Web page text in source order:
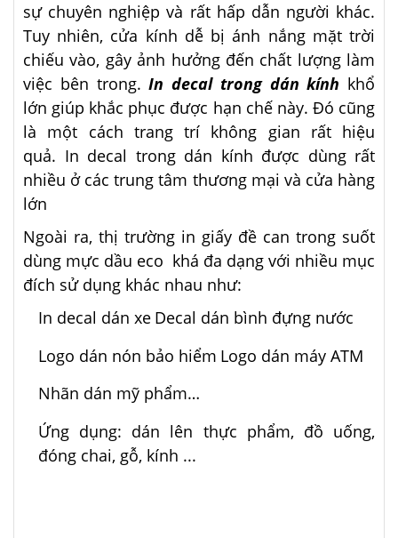
sự chuyên nghiệp và rất hấp dẫn người khác.
Tuy nhiên, cửa kính dễ bị ánh nắng mặt trời
chiếu vào, gây ảnh hưởng đến chất lượng làm
việc bên trong.In decal trong dán kính khổ
lớn giúp khắc phục được hạn chế này. Đó cũng
là một cách trang trí không gian rất hiệu
quả. In decal trong dán kính được dùng rất
nhiều ở các trung tâm thương mại và cửa hàng
lớn
Ngoài ra, thị trường in giấy đề can trong suốt
dùng mực dầu eco khá đa dạng với nhiều mục
đích sử dụng khác nhau như:
In decal dán xe Decal dán bình đựng nước
Logo dán nón bảo hiểm Logo dán máy ATM
Nhãn dán mỹ phẩm…
Ứng dụng: dán lên thực phẩm, đồ uống,
đóng chai, gỗ, kính ...